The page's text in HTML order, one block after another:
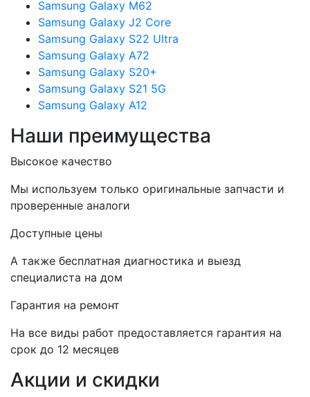
Samsung Galaxy M62
Samsung Galaxy J2 Core
Samsung Galaxy S22 Ultra
Samsung Galaxy A72
Samsung Galaxy S20+
Samsung Galaxy S21 5G
Samsung Galaxy A12
Наши преимущества
Высокое качество
Мы используем только оригинальные запчасти и
проверенные аналоги
Доступные цены
А также бесплатная диагностика и выезд
специалиста на дом
Гарантия на ремонт
На все виды работ предоставляется гарантия на
срок до 12 месяцев
Акции и скидки